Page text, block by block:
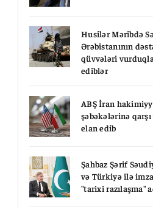
Husilər Məribdə
Ərəbistanının
qüvvələri
ediblər
ABŞ İran
şəbəkələrinə
elan edib
Şahbaz Şərif
və Türkiyə ilə
"tarixi razılaşma"